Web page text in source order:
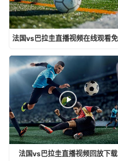
法国vs巴拉圭直播视频回放下载